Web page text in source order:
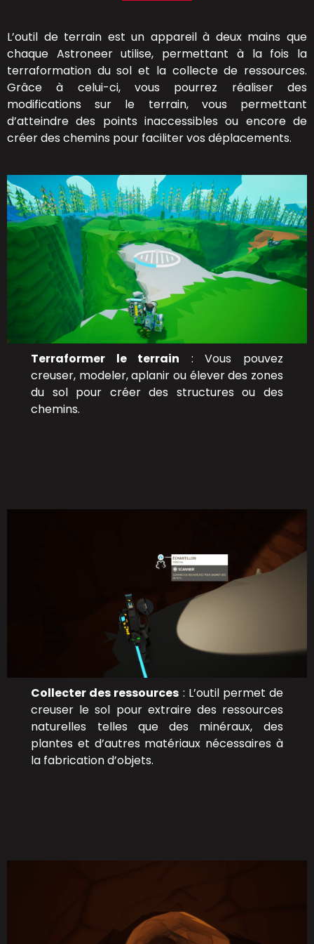
L’outil de terrain est un appareil à deux mains que
chaque Astroneer utilise, permettant à la fois la
terraformation du sol et la collecte de ressources.
Grâce à celui-ci, vous pourrez réaliser des
modifications sur le terrain, vous permettant
d’atteindre des points inaccessibles ou encore de
créer des chemins pour faciliter vos déplacements.
Terraformer le terrain : Vous pouvez
creuser, modeler, aplanir ou élever des zones
du sol pour créer des structures ou des
chemins.
Collecter des ressources : L’outil permet de
creuser le sol pour extraire des ressources
naturelles telles que des minéraux, des
plantes et d’autres matériaux nécessaires à
la fabrication d’objets.